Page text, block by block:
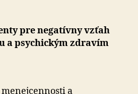
pre negatívny vzťah
a psychickým zdravím
a